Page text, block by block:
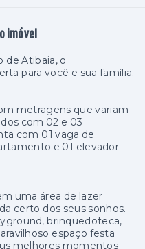
imóvel
de Atibaia, o
para você e sua família.
metragens que variam
com 02 e 03
com 01 vaga de
e 01 elevador
uma área de lazer
certo dos seus sonhos.
brinquedoteca,
espaço festa
melhores momentos